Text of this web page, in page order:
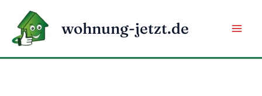
Inhalt
springen
wohnung-jetzt.de